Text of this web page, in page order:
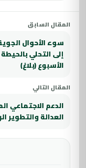
المقال السابق
سوء الأحوال
إلى التحلي
الأسبوع (بلاغ)
المقال التالي
الدعم الاجتماعي
العدالة والتطوير